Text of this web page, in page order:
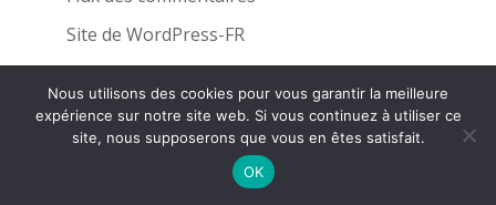
Site de WordPress-FR
Une réalisation de l'AgenceINGLOBO
Nous utilisons des cookies pour vous garantir la meilleure
expérience sur notre site web. Si vous continuez à utiliser ce
site, nous supposerons que vous en êtes satisfait.
OK